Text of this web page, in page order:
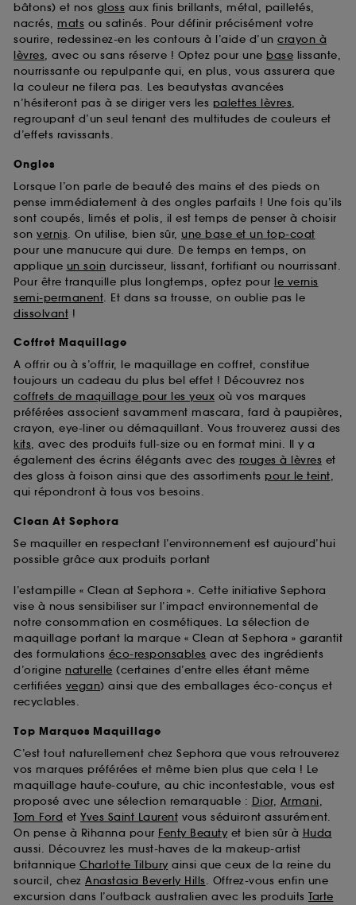
bâtons) et nos gloss aux finis brillants, métal, pailletés,
nacrés, mats ou satinés. Pour définir précisément votre
sourire, redessinez-en les contours à l’aide d’un crayon à
lèvres, avec ou sans réserve ! Optez pour une base lissante,
nourrissante ou repulpante qui, en plus, vous assurera que
la couleur ne filera pas. Les beautystas avancées
n’hésiteront pas à se diriger vers les palettes lèvres,
regroupant d’un seul tenant des multitudes de couleurs et
d’effets ravissants.
Ongles
Lorsque l’on parle de beauté des mains et des pieds on
pense immédiatement à des ongles parfaits ! Une fois qu’ils
sont coupés, limés et polis, il est temps de penser à choisir
son vernis. On utilise, bien sûr, une base et un top-coat
pour une manucure qui dure. De temps en temps, on
applique un soin durcisseur, lissant, fortifiant ou nourrissant.
Pour être tranquille plus longtemps, optez pour le vernis
semi-permanent. Et dans sa trousse, on oublie pas le
dissolvant !
Coffret Maquillage
A offrir ou à s’offrir, le maquillage en coffret, constitue
toujours un cadeau du plus bel effet ! Découvrez nos
coffrets de maquillage pour les yeux où vos marques
préférées associent savamment mascara, fard à paupières,
crayon, eye-liner ou démaquillant. Vous trouverez aussi des
kits, avec des produits full-size ou en format mini. Il y a
également des écrins élégants avec des rouges à lèvres et
des gloss à foison ainsi que des assortiments pour le teint,
qui répondront à tous vos besoins.
Clean At Sephora
Se maquiller en respectant l’environnement est aujourd’hui
possible grâce aux produits portant
l’estampille « Clean at Sephora ». Cette initiative Sephora
vise à nous sensibiliser sur l’impact environnemental de
notre consommation en cosmétiques. La sélection de
maquillage portant la marque « Clean at Sephora » garantit
des formulations éco-responsables avec des ingrédients
d’origine naturelle (certaines d’entre elles étant même
certifiées vegan) ainsi que des emballages éco-conçus et
recyclables.
Top Marques Maquillage
C’est tout naturellement chez Sephora que vous retrouverez
vos marques préférées et même bien plus que cela ! Le
maquillage haute-couture, au chic incontestable, vous est
proposé avec une sélection remarquable : Dior, Armani,
Tom Ford et Yves Saint Laurent vous séduiront assurément.
On pense à Rihanna pour Fenty Beauty et bien sûr à Huda
aussi. Découvrez les must-haves de la makeup-artist
britannique Charlotte Tilbury ainsi que ceux de la reine du
sourcil, chez Anastasia Beverly Hills. Offrez-vous enfin une
excursion dans l’outback australien avec les produits Tarte